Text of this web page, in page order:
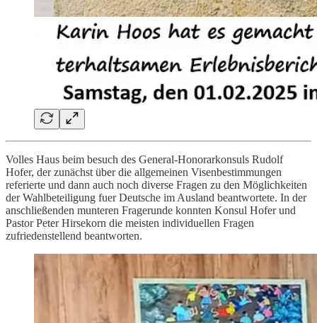
Volles Haus beim besuch des General-Honorarkonsuls Rudolf
Hofer, der zunächst über die allgemeinen Visenbestimmungen
referierte und dann auch noch diverse Fragen zu den Möglichkeiten
der Wahlbeteiligung fuer Deutsche im Ausland beantwortete. In der
anschließenden munteren Fragerunde konnten Konsul Hofer und
Pastor Peter Hirsekorn die meisten individuellen Fragen
zufriedenstellend beantworten.